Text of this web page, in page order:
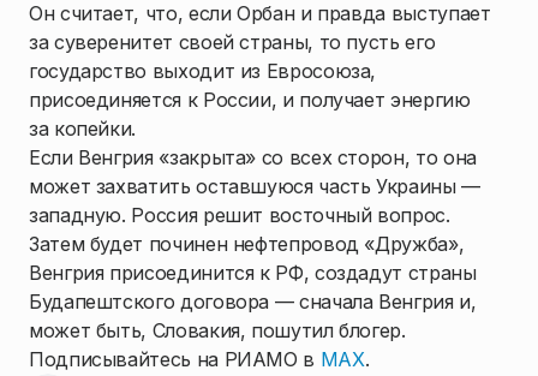
Он считает, что, если Орбан и правда выступает
за суверенитет своей страны, то пусть его
государство выходит из Евросоюза,
присоединяется к России, и получает энергию
за копейки.
Если Венгрия «закрыта» со всех сторон, то она
может захватить оставшуюся часть Украины —
западную. Россия решит восточный вопрос.
Затем будет починен нефтепровод «Дружба»,
Венгрия присоединится к РФ, создадут страны
Будапештского договора — сначала Венгрия и,
может быть, Словакия, пошутил блогер.
Подписывайтесь на РИАМО в MAX.